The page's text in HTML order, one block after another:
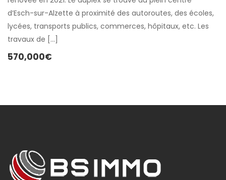
d’Esch-sur-Alzette à proximité des autoroutes, des écoles,
lycées, transports publics, commerces, hôpitaux, etc. Les
travaux de […]
570,000€